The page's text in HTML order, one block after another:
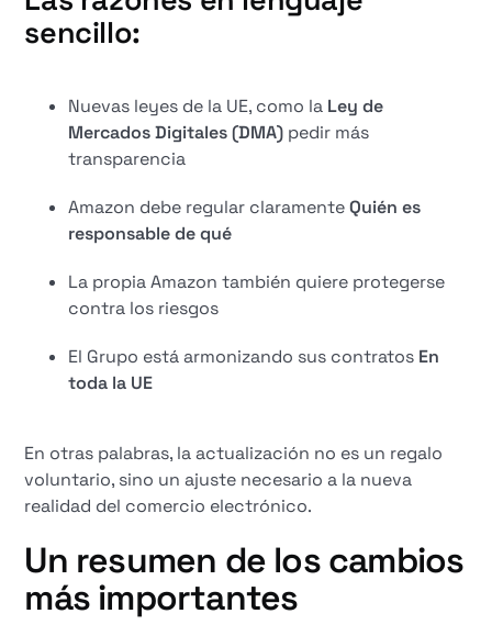
sencillo:
Nuevas leyes de la UE, como la Ley de
Mercados Digitales (DMA) pedir más
transparencia
Amazon debe regular claramenteQuién es
responsable de qué
La propia Amazon también quiere protegerse
contra los riesgos
El Grupo está armonizando sus contratos En
toda la UE
En otras palabras, la actualización no es un regalo
voluntario, sino un ajuste necesario a la nueva
realidad del comercio electrónico.
Un resumen de los cambios
más importantes